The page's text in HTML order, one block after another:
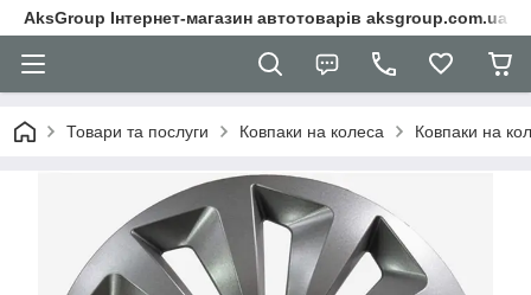
AksGroup Інтернет-магазин автотоварів aksgroup.com.ua
Товари та послуги Ковпаки на колеса Ковпаки на